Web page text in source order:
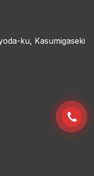
ku, Kasumigaseki